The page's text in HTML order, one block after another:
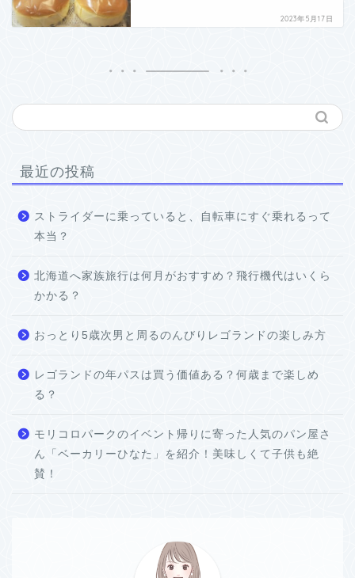
2023年5月17日
最近の投稿
ストライダーに乗っていると、自転車にすぐ乗れるって
本当？
北海道へ家族旅行は何月がおすすめ？飛行機代はいくら
かかる？
おっとり5歳次男と周るのんびりレゴランドの楽しみ方
レゴランドの年パスは買う価値ある？何歳まで楽しめ
る？
モリコロパークのイベント帰りに寄った人気のパン屋さ
ん「ベーカリーひなた」を紹介！美味しくて子供も絶
賛！